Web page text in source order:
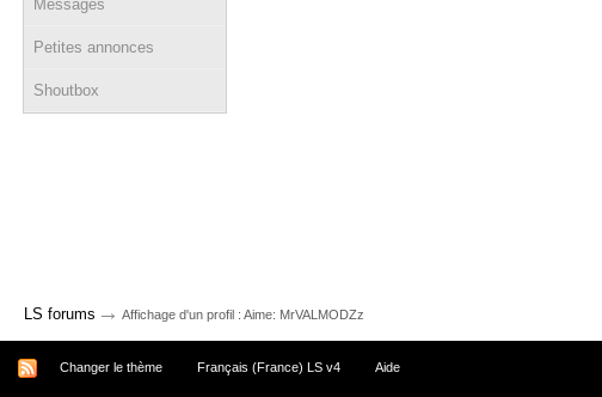
Messages
Petites annonces
Shoutbox
LS forums → Affichage d'un profil : Aime: MrVALMODZz
Changer le thème Français (France) LS v4 Aide